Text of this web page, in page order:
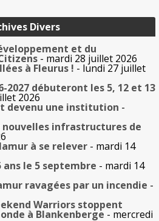
Divers
et du
- mardi 28 juillet 2026
à Fleurus ! - lundi 27 juillet
2027 débuteront les 5, 12 et 13
2026
devenu une institution -
infrastructures de
à se relever - mardi 14
le 5 septembre - mardi 14
ravagées par un incendie -
Warriors stoppent
à Blankenberge - mercredi